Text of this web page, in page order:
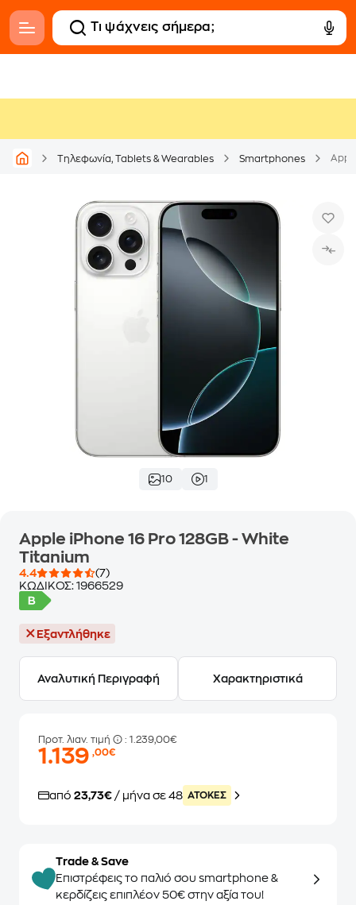
Τηλεφωνία, Tablets & Wearables Smartphones
10 1
Apple iPhone 16 Pro 128GB - White
Titanium
4.4
(7)
ΚΩΔΙΚΟΣ: 1966529
Εξαντλήθηκε
Αναλυτική Περιγραφή Χαρακτηριστικά
Προτ. λιαν. τιμή : 1.239,00€
1.139,00€
από 23,73€ / μήνα σε 48 ATOKEΣ
Trade & Save
Επιστρέφεις το παλιό σου smartphone &
κερδίζεις επιπλέον 50€ στην αξία του!